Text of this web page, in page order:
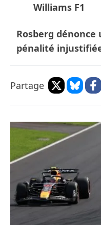
Williams F1
Rosberg dénonce
pénalité
Partage